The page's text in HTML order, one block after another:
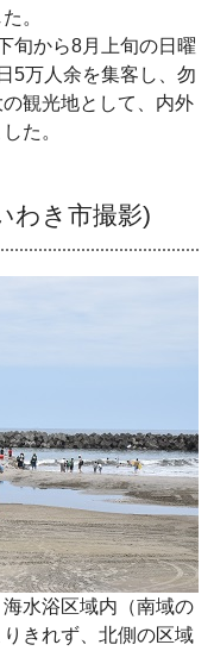
。
旬から8月上旬の日曜
5万人余を集客し、勿
観光地として、内外
た。
わき市撮影)
水浴区域内（南域の
きれず、北側の区域